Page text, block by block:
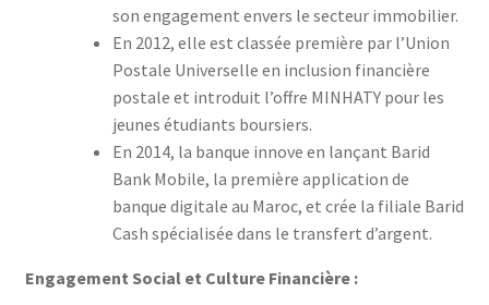
son engagement envers le secteur immobilier.
En 2012, elle est classée première par l’Union
Postale Universelle en inclusion financière
postale et introduit l’offre MINHATY pour les
jeunes étudiants boursiers.
En 2014, la banque innove en lançant Barid
Bank Mobile, la première application de
banque digitale au Maroc, et crée la filiale Barid
Cash spécialisée dans le transfert d’argent.
Engagement Social et Culture Financière :